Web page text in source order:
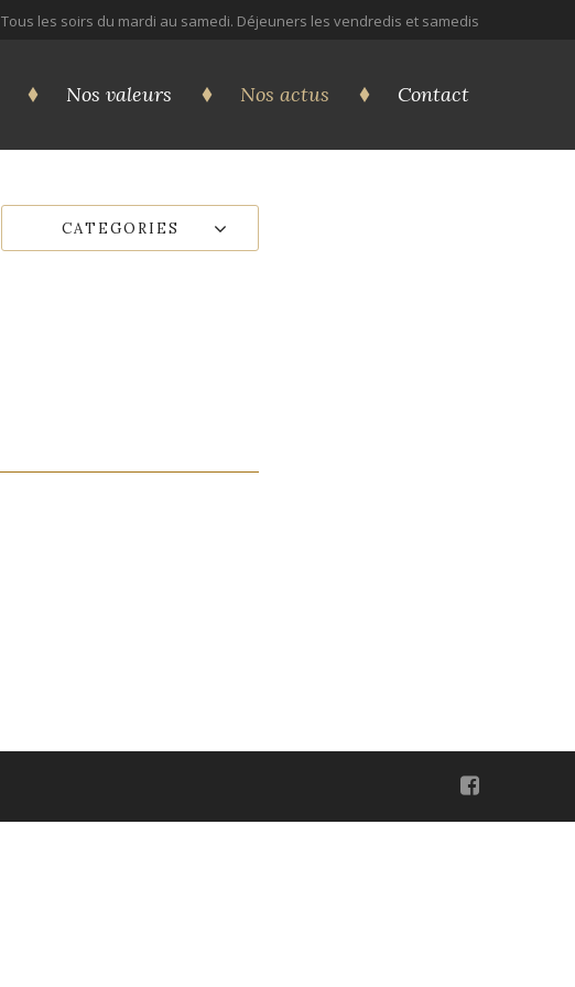
Tous les soirs du mardi au samedi. Déjeuners les vendredis et samedis
Nos valeurs Nos actus Contact
CATEGORIES